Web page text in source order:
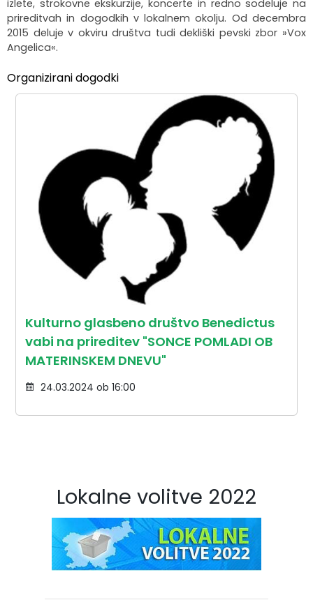
izlete, strokovne ekskurzije, koncerte in redno sodeluje na
prireditvah in dogodkih v lokalnem okolju. Od decembra
2015 deluje v okviru društva tudi dekliški pevski zbor »Vox
Angelica«.
Organizirani dogodki
Kulturno glasbeno društvo Benedictus
vabi na prireditev "SONCE POMLADI OB
MATERINSKEM DNEVU"
24.03.2024 ob 16:00
Lokalne volitve 2022
Organigram
Skupna občinska uprava Maribor
Pooblaščeni za odločanje
Integriteta in preprečevanje korupcije
Zaščita prijaviteljev
Katalog informacij javnega značaja
Občinski predpisi
Občinski časopis
Publikacije občine
Spremembe in dopolnitve OPN1
Virtualna panorama
Video predstavitev
Kolesarske poti